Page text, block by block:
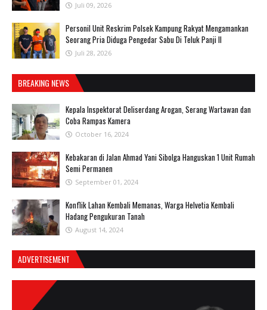
Juli 09, 2026
Personil Unit Reskrim Polsek Kampung Rakyat Mengamankan
Seorang Pria Diduga Pengedar Sabu Di Teluk Panji II
Juli 28, 2026
BREAKING NEWS
Kepala Inspektorat Deliserdang Arogan, Serang Wartawan dan
Coba Rampas Kamera
October 16, 2024
Kebakaran di Jalan Ahmad Yani Sibolga Hanguskan 1 Unit Rumah
Semi Permanen
September 01, 2024
Konflik Lahan Kembali Memanas, Warga Helvetia Kembali
Hadang Pengukuran Tanah
August 14, 2024
ADVERTISEMENT